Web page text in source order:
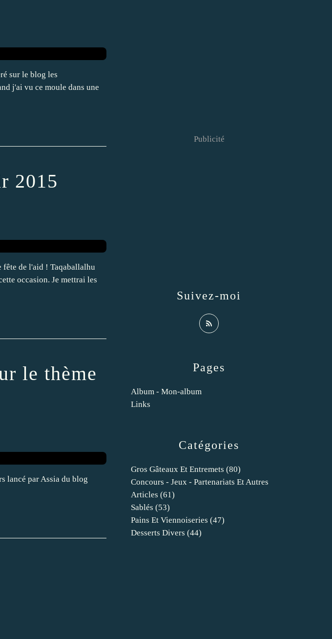
sur le blog les
j'ai vu ce moule dans une
2015
fête de l'aid ! Taqaballalhu
occasion. Je mettrai les
le thème
lancé par Assia du blog
Catégories
Gros Gâteaux Et Entremets (80)
Concours - Jeux - Partenariats Et Autres
Articles (61)
Sablés (53)
Pains Et Viennoiseries (47)
Desserts Divers (44)
Pages
Album - Mon-album
Links
Suivez-moi
Publicité